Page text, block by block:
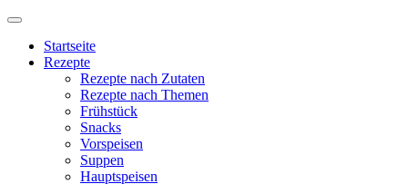
Startseite
Rezepte
Rezepte nach Zutaten
Rezepte nach Themen
Frühstück
Snacks
Vorspeisen
Suppen
Hauptspeisen